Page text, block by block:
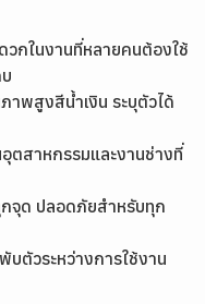
วกในงานที่หลายคนต้องใช้
พสูงสีน้ำเงิน ระบุตัวได้
ตสาหกรรมและงานช่างที่
จุด ปลอดภัยสำหรับทุก
ตัวระหว่างการใช้งาน